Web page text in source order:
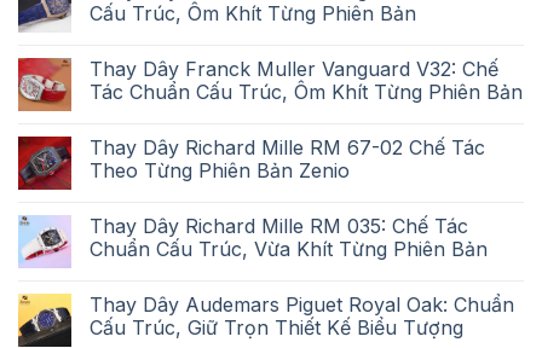
Cấu Trúc, Ôm Khít Từng Phiên Bản
Thay Dây Franck Muller Vanguard V32: Chế
Tác Chuẩn Cấu Trúc, Ôm Khít Từng Phiên Bản
Thay Dây Richard Mille RM 67-02 Chế Tác
Theo Từng Phiên Bản Zenio
Thay Dây Richard Mille RM 035: Chế Tác
Chuẩn Cấu Trúc, Vừa Khít Từng Phiên Bản
Thay Dây Audemars Piguet Royal Oak: Chuẩn
Cấu Trúc, Giữ Trọn Thiết Kế Biểu Tượng